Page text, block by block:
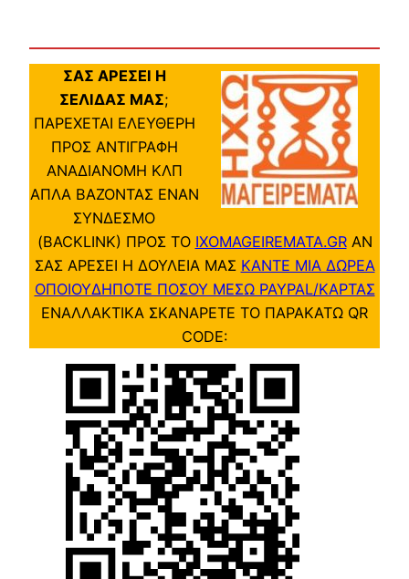
ΣΑΣ ΑΡΕΣΕΙ Η
ΣΕΛΙΔΑΣ ΜΑΣ;
ΠΑΡΕΧΕΤΑΙ ΕΛΕΥΘΕΡΗ
ΠΡΟΣ ΑΝΤΙΓΡΑΦΗ
ΑΝΑΔΙΑΝΟΜΗ ΚΛΠ
ΑΠΛΑ ΒΑΖΟΝΤΑΣ ΕΝΑΝ
ΣΥΝΔΕΣΜΟ
(BACKLINK) ΠΡΟΣ ΤΟ IXOMAGEIREMATA.GRΑΝ
ΣΑΣ ΑΡΕΣΕΙ Η ΔΟΥΛΕΙΑ ΜΑΣ ΚΑΝΤΕ ΜΙΑ ΔΩΡΕΑ
ΟΠΟΙΟΥΔΗΠΟΤΕ ΠΟΣΟΥ ΜΕΣΩ PAYPAL/ΚΑΡΤΑΣ
ΕΝΑΛΛΑΚΤΙΚΑ ΣΚΑΝΑΡΕΤΕ ΤΟ ΠΑΡΑΚΑΤΩ QR
CODE: